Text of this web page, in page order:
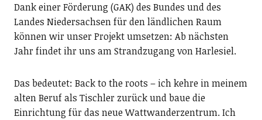
Dank einer Förderung (GAK) des Bundes und des
Landes Niedersachsen für den ländlichen Raum
können wir unser Projekt umsetzen: Ab nächsten
Jahr findet ihr uns am Strandzugang von Harlesiel.
Das bedeutet: Back to the roots – ich kehre in meinem
alten Beruf als Tischler zurück und baue die
Einrichtung für das neue Wattwanderzentrum. Ich